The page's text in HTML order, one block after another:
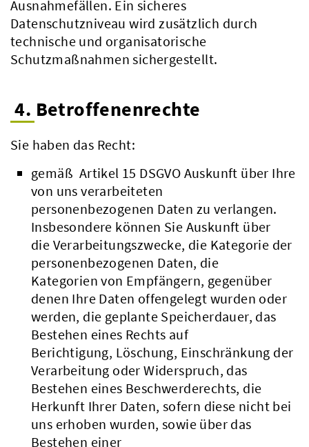
Ausnahmefällen. Ein sicheres
Datenschutzniveau wird zusätzlich durch
technische und organisatorische
Schutzmaßnahmen sichergestellt.
4. Betroffenenrechte
Sie haben das Recht:
gemäß Artikel 15 DSGVO Auskunft über Ihre
von uns verarbeiteten
personenbezogenen Daten zu verlangen.
Insbesondere können Sie Auskunft über
die Verarbeitungszwecke, die Kategorie der
personenbezogenen Daten, die
Kategorien von Empfängern, gegenüber
denen Ihre Daten offengelegt wurden oder
werden, die geplante Speicherdauer, das
Bestehen eines Rechts auf
Berichtigung, Löschung, Einschränkung der
Verarbeitung oder Widerspruch, das
Bestehen eines Beschwerderechts, die
Herkunft Ihrer Daten, sofern diese nicht bei
uns erhoben wurden, sowie über das
Bestehen einer